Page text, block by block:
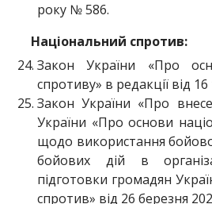
року № 586.
Національний спротив:
Закон України «Про
спротиву» в редакції від
Закон України «Про
України «Про основи
щодо використання
бойових дій в
підготовки громадян
спротив» від 26 березня